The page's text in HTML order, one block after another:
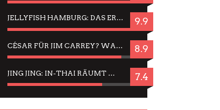
JELLYFISH HAMBURG: DAS ERFOLGREICHE SOMMER-MENÜ 2025 IN GEFÜHLEN UND BILDERN 9.9
CÉSAR FÜR JIM CARREY? WARUM DAS EINER DER NERVIGSTEN ACTORS IST UND BLEIBT 8.9
JING JING: IN-THAI RÄUMT WIEDER TITEL AB – EIN ZWEI-STUNDEN-ERLEBNISBERICHT 7.4